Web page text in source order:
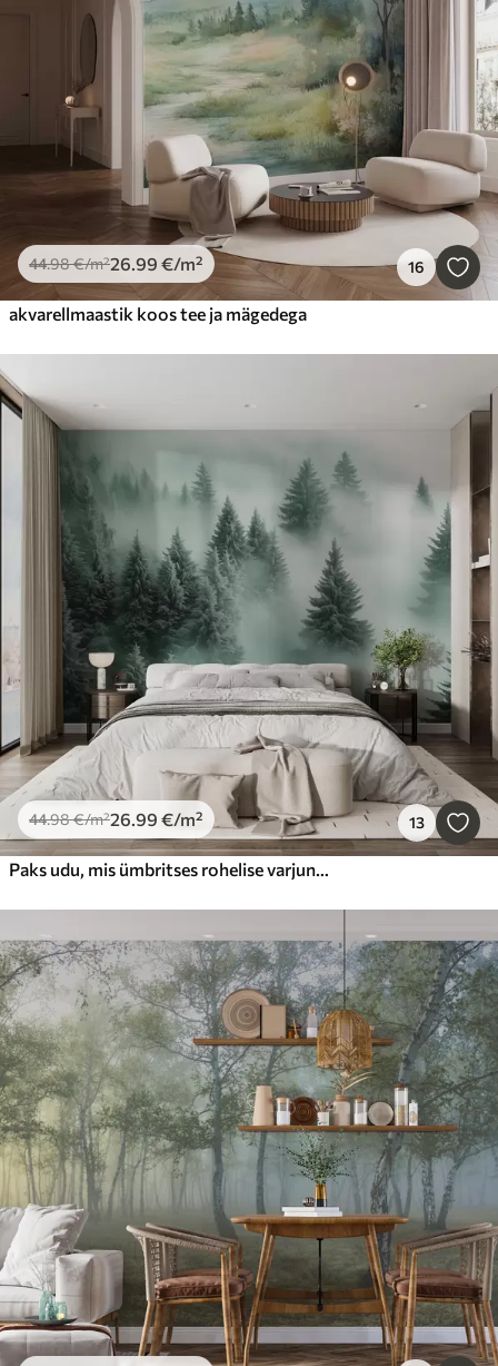
44.98€/m²26.99 €/m² 16
akvarellmaastik koos tee ja mägedega
44.98€/m²26.99 €/m² 13
Paks udu, mis ümbritses rohelise varjundiga lumehommikuse metsa